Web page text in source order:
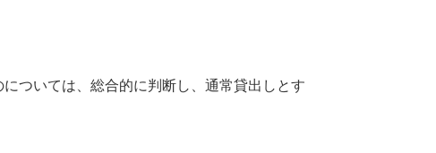
ついては、総合的に判断し、通常貸出しとす